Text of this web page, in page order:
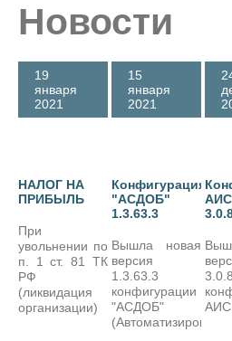
Новости
НАЛОГ НА
ПРИБЫЛЬ
При
увольнении по
п. 1 ст. 81 ТК
РФ
(ликвидация
организации)
19
января
2021
Конфигурация
"АСДОБ"
1.3.63.3
Вышла новая
версия
1.3.63.3
конфигурации
"АСДОБ"
15
января
2021